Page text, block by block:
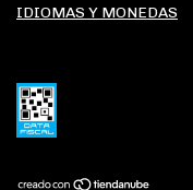
IDIOMAS Y MONEDAS